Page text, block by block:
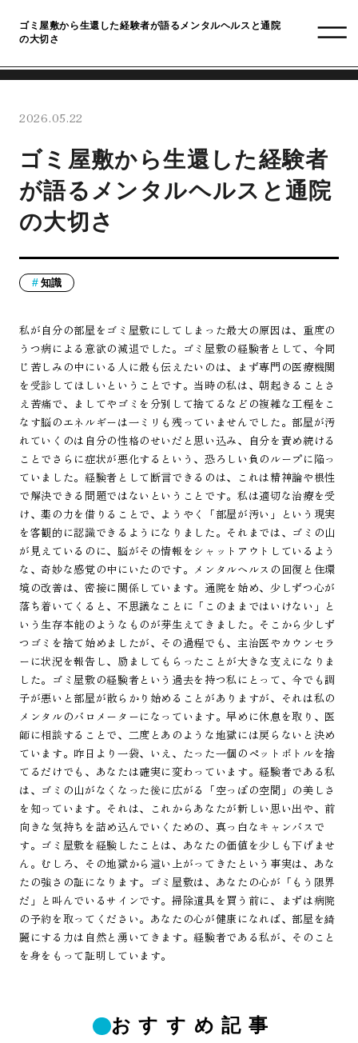
ゴミ屋敷から生還した経験者が語るメンタルヘルスと通院
の大切さ
2026.05.22
ゴミ屋敷から生還した経験者
が語るメンタルヘルスと通院
の大切さ
知識
私が自分の部屋をゴミ屋敷にしてしまった最大の原因は、重度の
うつ病による意欲の減退でした。ゴミ屋敷の経験者として、今同
じ苦しみの中にいる人に最も伝えたいのは、まず専門の医療機関
を受診してほしいということです。当時の私は、朝起きることさ
え苦痛で、ましてやゴミを分別して捨てるなどの複雑な工程をこ
なす脳のエネルギーは一ミリも残っていませんでした。部屋が汚
れていくのは自分の性格のせいだと思い込み、自分を責め続ける
ことでさらに症状が悪化するという、恐ろしい負のループに陥っ
ていました。経験者として断言できるのは、これは精神論や根性
で解決できる問題ではないということです。私は適切な治療を受
け、薬の力を借りることで、ようやく「部屋が汚い」という現実
を客観的に認識できるようになりました。それまでは、ゴミの山
が見えているのに、脳がその情報をシャットアウトしているよう
な、奇妙な感覚の中にいたのです。メンタルヘルスの回復と住環
境の改善は、密接に関係しています。通院を始め、少しずつ心が
落ち着いてくると、不思議なことに「このままではいけない」と
いう生存本能のようなものが芽生えてきました。そこから少しず
つゴミを捨て始めましたが、その過程でも、主治医やカウンセラ
ーに状況を報告し、励ましてもらったことが大きな支えになりま
した。ゴミ屋敷の経験者という過去を持つ私にとって、今でも調
子が悪いと部屋が散らかり始めることがありますが、それは私の
メンタルのバロメーターになっています。早めに休息を取り、医
師に相談することで、二度とあのような地獄には戻らないと決め
ています。昨日より一袋、いえ、たった一個のペットボトルを捨
てるだけでも、あなたは確実に変わっています。経験者である私
は、ゴミの山がなくなった後に広がる「空っぽの空間」の美しさ
を知っています。それは、これからあなたが新しい思い出や、前
向きな気持ちを詰め込んでいくための、真っ白なキャンバスで
す。ゴミ屋敷を経験したことは、あなたの価値を少しも下げませ
ん。むしろ、その地獄から這い上がってきたという事実は、あな
たの強さの証になります。ゴミ屋敷は、あなたの心が「もう限界
だ」と叫んでいるサインです。掃除道具を買う前に、まずは病院
の予約を取ってください。あなたの心が健康になれば、部屋を綺
麗にする力は自然と湧いてきます。経験者である私が、そのこと
を身をもって証明しています。
おすすめ記事